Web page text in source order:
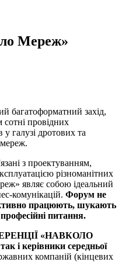
Мереж»
багатоформатний захід,
провідних
у галузі дротових та
з проектуванням,
різноманітних
являє собою ідеальний
комунікацій. Форум не
працюють, шукають
професійні питання.
«НАВКОЛО
і керівники середньої
компаній (кінцевих